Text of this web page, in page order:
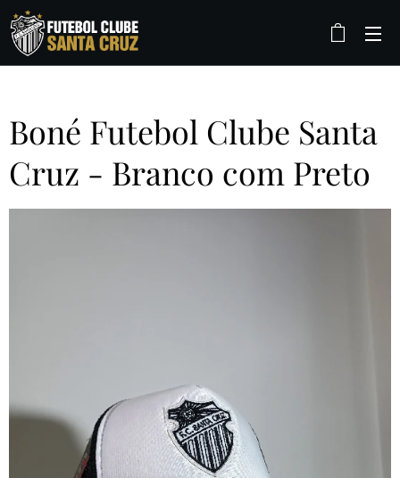
Boné Futebol Clube Santa
Cruz - Branco com Preto